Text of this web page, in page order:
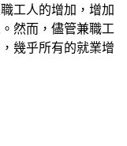
工人的增加，增加
然而，儘管兼職工
幾乎所有的就業增